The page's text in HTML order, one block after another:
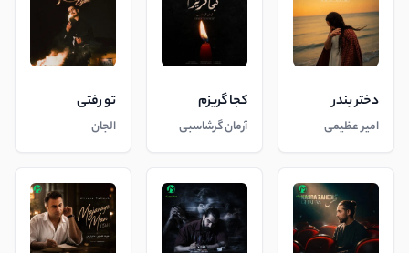
دختر بندر
امیر عظیمی
کجا گریزم
آرمان گرشاسبی
تو رفتی
الجان